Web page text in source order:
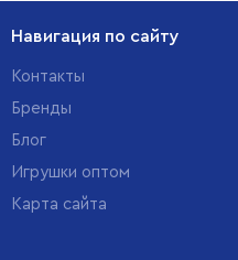
Навигация по сайту
Контакты
Бренды
Блог
Игрушки оптом
Карта сайта